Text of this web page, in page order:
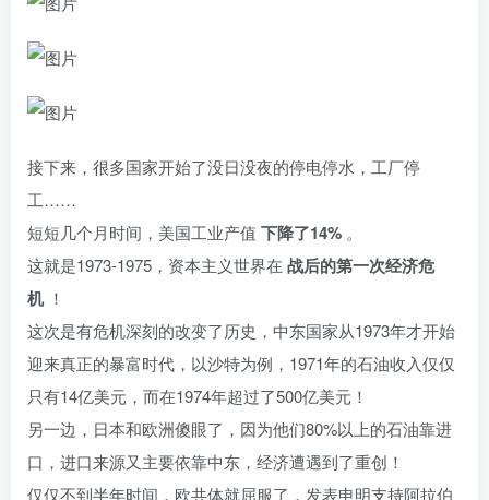
接下来，很多国家开始了没日没夜的停电停水，工厂停
工……
短短几个月时间，美国工业产值 下降了14% 。
这就是1973-1975，资本主义世界在 战后的第一次经济危
机 ！
这次是有危机深刻的改变了历史，中东国家从1973年才开始
迎来真正的暴富时代，以沙特为例，1971年的石油收入仅仅
只有14亿美元，而在1974年超过了500亿美元！
另一边，日本和欧洲傻眼了，因为他们80%以上的石油靠进
口，进口来源又主要依靠中东，经济遭遇到了重创！
仅仅不到半年时间，欧共体就屈服了，发表申明支持阿拉伯